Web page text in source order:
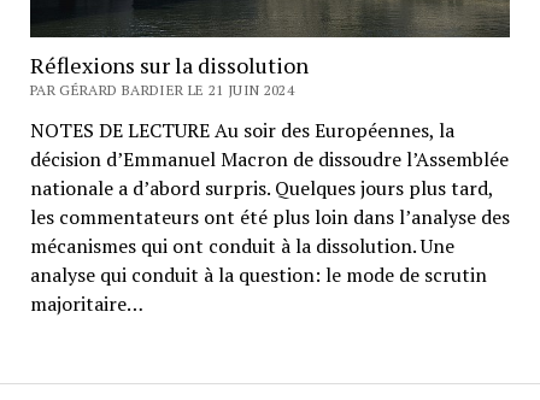
Réflexions sur la dissolution
PAR GÉRARD BARDIER LE 21 JUIN 2024
NOTES DE LECTURE Au soir des Européennes, la
décision d’Emmanuel Macron de dissoudre l’Assemblée
nationale a d’abord surpris. Quelques jours plus tard,
les commentateurs ont été plus loin dans l’analyse des
mécanismes qui ont conduit à la dissolution. Une
analyse qui conduit à la question: le mode de scrutin
majoritaire…